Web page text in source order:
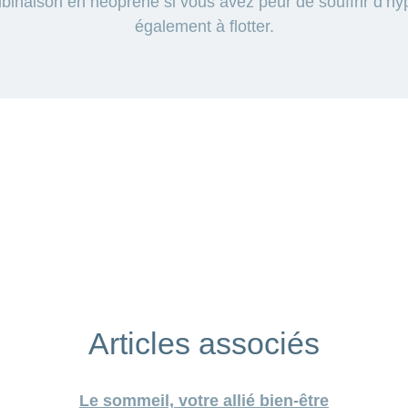
également à flotter.
Articles associés
Le sommeil, votre allié bien-être